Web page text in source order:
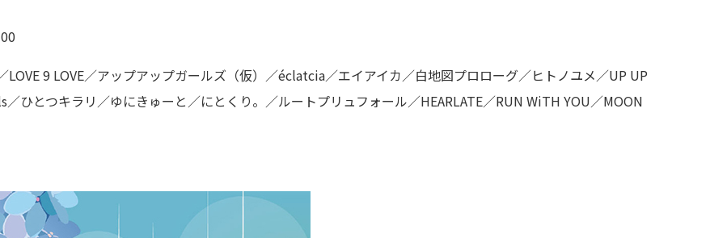
9 LOVE／アップアップガールズ（仮）／éclatcia／エイアイカ／白地図プロローグ／ヒトノユメ／UP UP
ひとつキラリ／ゆにきゅーと／にとくり。／ルートプリュフォール／HEARLATE／RUN WiTH YOU／MOON